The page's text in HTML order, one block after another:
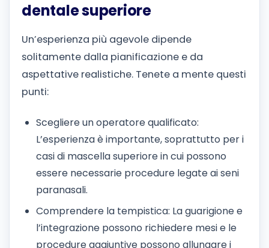
dentale superiore
Un’esperienza più agevole dipende
solitamente dalla pianificazione e da
aspettative realistiche. Tenete a mente questi
punti:
Scegliere un operatore qualificato:
L’esperienza è importante, soprattutto per i
casi di mascella superiore in cui possono
essere necessarie procedure legate ai seni
paranasali.
Comprendere la tempistica: La guarigione e
l’integrazione possono richiedere mesi e le
procedure aggiuntive possono allungare i